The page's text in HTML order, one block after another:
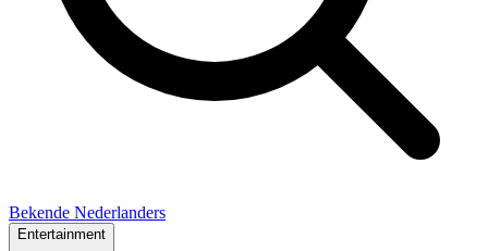
Bekende Nederlanders
Entertainment